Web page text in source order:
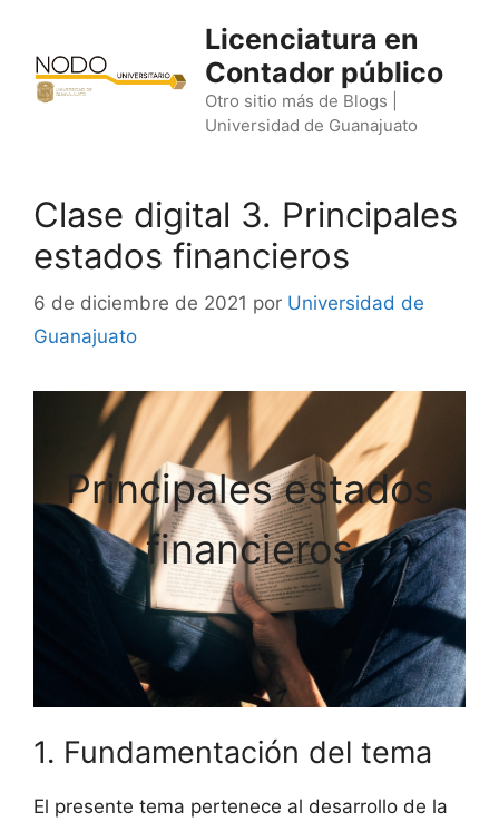
contenido
Licenciatura en
Contador público
Otro sitio más de Blogs |
Universidad de Guanajuato
Clase digital 3. Principales
estados financieros
6 de diciembre de 2021 por Universidad de
Guanajuato
Principales estados
financieros
1. Fundamentación del tema
El presente tema pertenece al desarrollo de la